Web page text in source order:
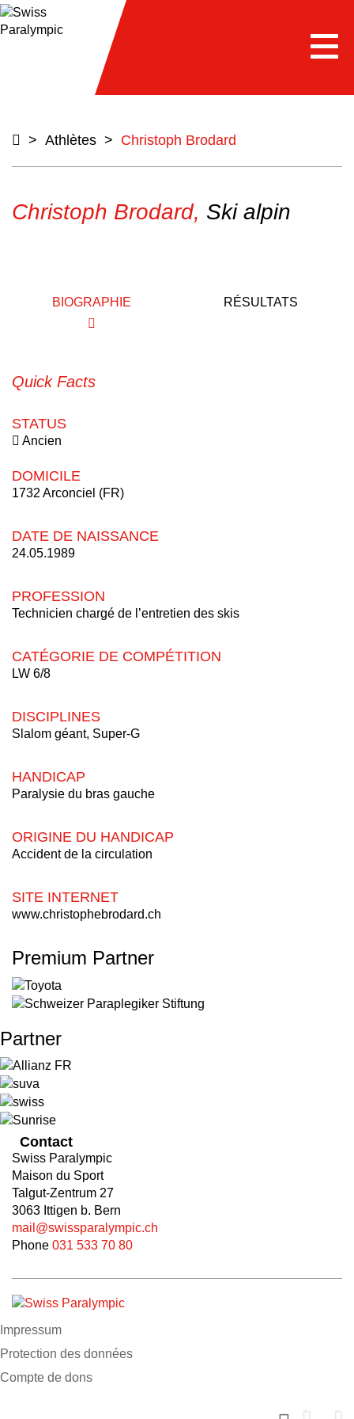
> Athlètes > Christoph Brodard
Christoph Brodard, Ski alpin
BIOGRAPHIE RÉSULTATS
Quick Facts
STATUS
Ancien
DOMICILE
1732 Arconciel (FR)
DATE DE NAISSANCE
24.05.1989
PROFESSION
Technicien chargé de l’entretien des skis
CATÉGORIE DE COMPÉTITION
LW 6/8
DISCIPLINES
Slalom géant, Super-G
HANDICAP
Paralysie du bras gauche
ORIGINE DU HANDICAP
Accident de la circulation
SITE INTERNET
www.christophebrodard.ch
Premium Partner
Partner
Contact
Swiss Paralympic
Maison du Sport
Talgut-Zentrum 27
3063 Ittigen b. Bern
mail@swissparalympic.ch
Phone 031 533 70 80
Impressum
Protection des données
Compte de dons